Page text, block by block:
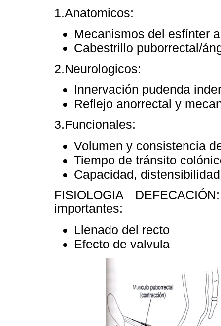
1.­Anatomicos:
Mecanismos del esfínter
Cabestrillo puborrectal/
2.­Neurologicos:
Innervación pudenda
Reflejo anorrectal y
3.­Funcionales:
Volumen y consistencia
Tiempo de tránsito
Capacidad,
FISIOLOGIA
importantes:
Llenado del recto
Efecto de valvula